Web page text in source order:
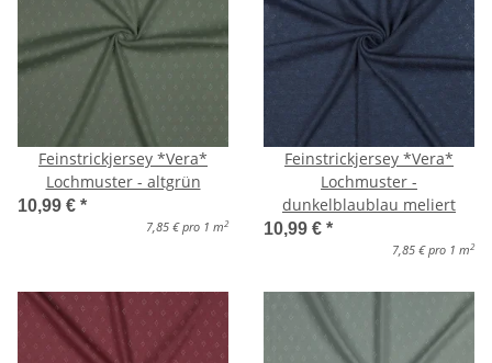
Feinstrickjersey *Vera*
Lochmuster - altgrün
10,99 € *
7,85 € pro 1 m 2
Feinstrickjersey *Vera*
Lochmuster -
dunkelblaublau meliert
10,99 € *
7,85 € pro 1 m 2